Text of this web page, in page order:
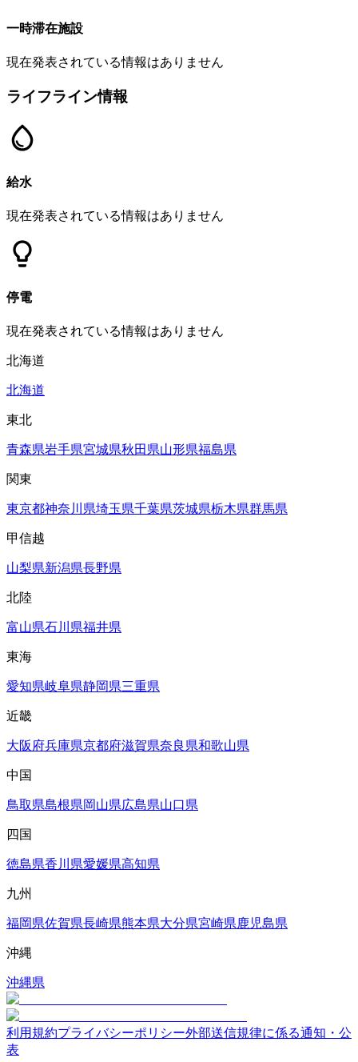
一時滞在施設
現在発表されている情報はありません
ライフライン情報
給水
現在発表されている情報はありません
停電
現在発表されている情報はありません
北海道
北海道
東北
青森県岩手県宮城県秋田県山形県福島県
関東
東京都神奈川県埼玉県千葉県茨城県栃木県群馬県
甲信越
山梨県新潟県長野県
北陸
富山県石川県福井県
東海
愛知県岐阜県静岡県三重県
近畿
大阪府兵庫県京都府滋賀県奈良県和歌山県
中国
鳥取県島根県岡山県広島県山口県
四国
徳島県香川県愛媛県高知県
九州
福岡県佐賀県長崎県熊本県大分県宮崎県鹿児島県
沖縄
沖縄県
利用規約プライバシーポリシー外部送信規律に係る通知・公
表